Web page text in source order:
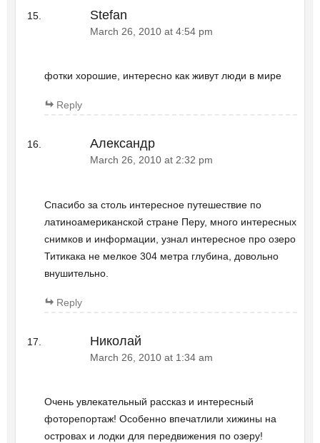
Stefan
March 26, 2010 at 4:54 pm
фотки хорошие, интересно как живут люди в мире
Reply
Александр
March 26, 2010 at 2:32 pm
Спасибо за столь интересное путешествие по
латиноамериканской стране Перу, много интересных
снимков и информации, узнал интересное про озеро
Титикака не мелкое 304 метра глубина, довольно
внушительно.
Reply
Николай
March 26, 2010 at 1:34 am
Очень увлекательный рассказ и интересный
фоторепортаж! Особенно впечатлили хижины на
островах и лодки для передвижения по озеру!